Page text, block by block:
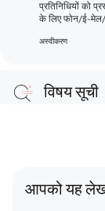
प्रतिनिधियों को
के लिए फोन/ई-मेल/
अस्वीकरण
विषय सूची
आपको यह लेख